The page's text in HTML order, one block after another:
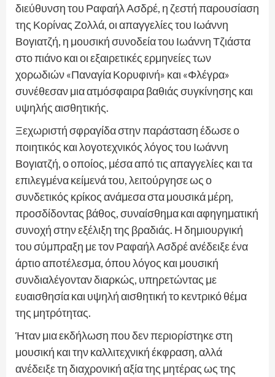
διεύθυνση του Ραφαήλ Ασδρέ, η ζεστή παρουσίαση
της Κορίνας Ζολλά, οι απαγγελίες του Ιωάννη
Βογιατζή, η μουσική συνοδεία του Ιωάννη Τζιάστα
στο πιάνο και οι εξαιρετικές ερμηνείες των
χορωδιών «Παναγία Κορυφινή» και «Φλέγρα»
συνέθεσαν μια ατμόσφαιρα βαθιάς συγκίνησης και
υψηλής αισθητικής.
Ξεχωριστή σφραγίδα στην παράσταση έδωσε ο
ποιητικός και λογοτεχνικός λόγος του Ιωάννη
Βογιατζή, ο οποίος, μέσα από τις απαγγελίες και τα
επιλεγμένα κείμενά του, λειτούργησε ως ο
συνδετικός κρίκος ανάμεσα στα μουσικά μέρη,
προσδίδοντας βάθος, συναίσθημα και αφηγηματική
συνοχή στην εξέλιξη της βραδιάς. Η δημιουργική
του σύμπραξη με τον Ραφαήλ Ασδρέ ανέδειξε ένα
άρτιο αποτέλεσμα, όπου λόγος και μουσική
συνδιαλέγονταν διαρκώς, υπηρετώντας με
ευαισθησία και υψηλή αισθητική το κεντρικό θέμα
της μητρότητας.
Ήταν μια εκδήλωση που δεν περιορίστηκε στη
μουσική και την καλλιτεχνική έκφραση, αλλά
ανέδειξε τη διαχρονική αξία της μητέρας ως της